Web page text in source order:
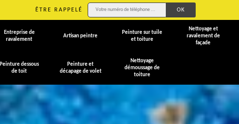
ÊTRE RAPPELÉ
Entreprise de
ravalement
Artisan peintre
Peinture sur tuile
et toiture
Nettoyage et
ravalement de
façade
Peinture dessous
de toit
Peinture et
décapage de volet
Nettoyage
démoussage de
toiture